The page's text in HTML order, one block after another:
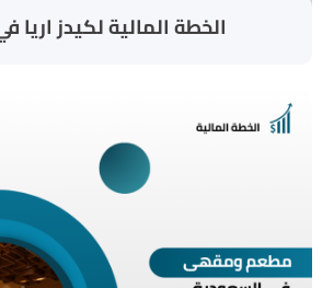
الخطة المالية لكيدز اريا